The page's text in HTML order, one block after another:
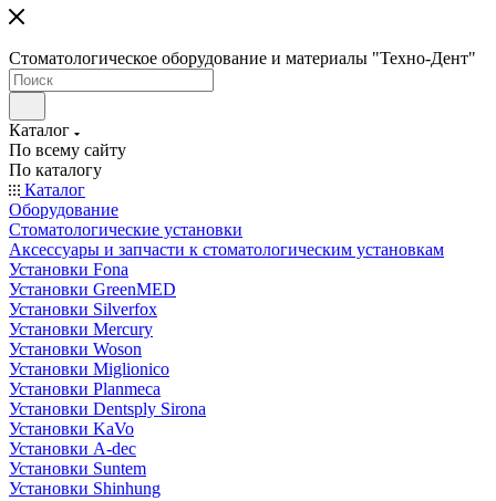
Стоматологическое оборудование и материалы "Техно-Дент"
Каталог
По всему сайту
По каталогу
Каталог
Оборудование
Стоматологические установки
Аксессуары и запчасти к стоматологическим установкам
Установки Fona
Установки GreenMED
Установки Silverfox
Установки Mercury
Установки Woson
Установки Miglionico
Установки Planmeca
Установки Dentsply Sirona
Установки KaVo
Установки A-dec
Установки Suntem
Установки Shinhung